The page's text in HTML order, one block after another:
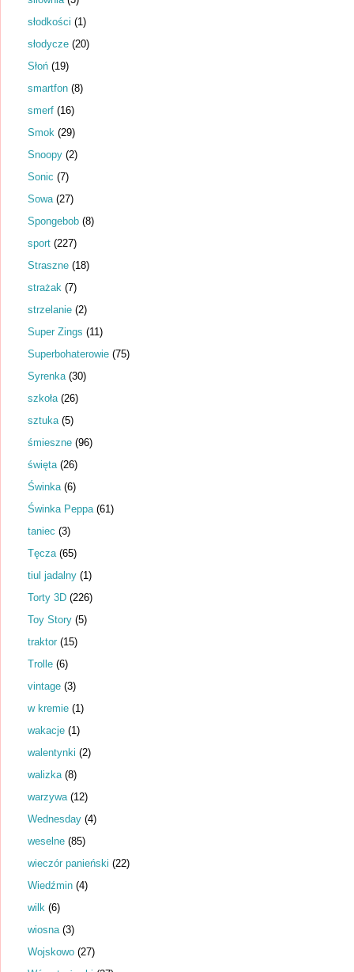
słodkości (1)
słodycze (20)
Słoń (19)
smartfon (8)
smerf (16)
Smok (29)
Snoopy (2)
Sonic (7)
Sowa (27)
Spongebob (8)
sport (227)
Straszne (18)
strażak (7)
strzelanie (2)
Super Zings (11)
Superbohaterowie (75)
Syrenka (30)
szkoła (26)
sztuka (5)
śmieszne (96)
święta (26)
Świnka (6)
Świnka Peppa (61)
taniec (3)
Tęcza (65)
tiul jadalny (1)
Torty 3D (226)
Toy Story (5)
traktor (15)
Trolle (6)
vintage (3)
w kremie (1)
wakacje (1)
walentynki (2)
walizka (8)
warzywa (12)
Wednesday (4)
weselne (85)
wieczór panieński (22)
Wiedźmin (4)
wilk (6)
wiosna (3)
Wojskowo (27)